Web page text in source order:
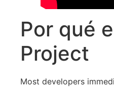
Por qué
Project
Most developers